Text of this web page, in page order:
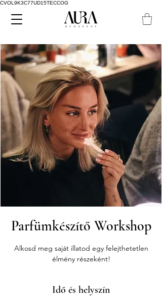
CVOL9K3C77UD15TECCOG
Parfümkészítő Workshop
Alkosd meg saját illatod egy felejthetetlen
élmény részeként!
Idő és helyszín